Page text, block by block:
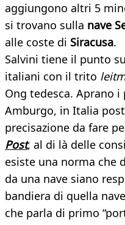
aggiungono altri 5
si trovano sulla nave
alle coste di Siracusa.
Salvini tiene il punto
italiani con il trito
Ong tedesca. Aprano
Amburgo, in Italia
precisazione da fare
Post, al di là delle
esiste una norma che
da una nave siano
bandiera di quella
che parla di primo